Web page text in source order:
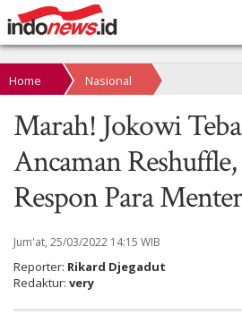
Home Nasional
Marah! Jokowi
Ancaman
Respon Para
Jum'at, 25/03/2022 14:15 WIB
Reporter: Rikard Djegadut
Redaktur: very